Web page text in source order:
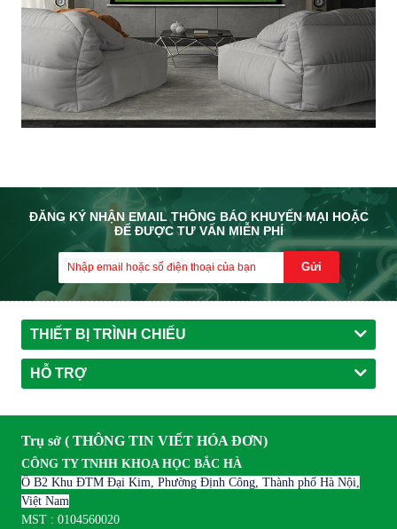
ĐĂNG KÝ NHẬN EMAIL THÔNG BÁO KHUYẾN MẠI HOẶC
ĐỂ ĐƯỢC TƯ VẤN MIỄN PHÍ
Gửi
THIẾT BỊ TRÌNH CHIẾU
HỖ TRỢ
Trụ sở ( THÔNG TIN VIẾT HÓA ĐƠN)
CÔNG TY TNHH KHOA HỌC BẮC HÀ
Ô B2 Khu ĐTM Đại Kim, Phường Định Công, Thành phố Hà Nội,
Việt Nam
MST : 0104560020